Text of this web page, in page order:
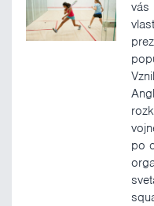
vás
po